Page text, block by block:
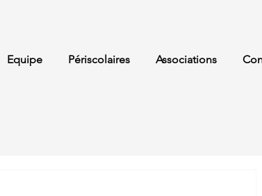
Equipe Périscolaires Associations